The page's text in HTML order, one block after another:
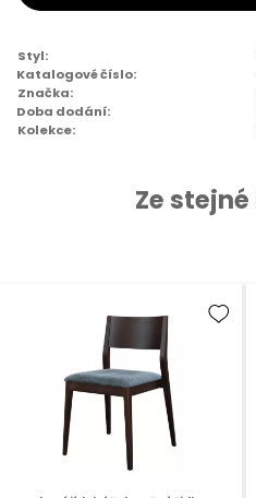
Styl:
Katalogové číslo:
Značka:
Doba dodání:
Kolekce:
Ze